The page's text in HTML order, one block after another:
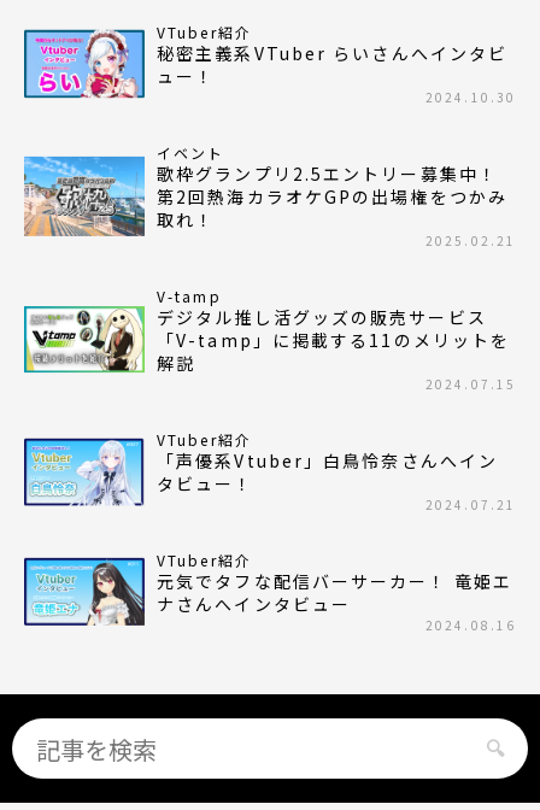
VTuber紹介
秘密主義系VTuber らいさんへインタビ
ュー！
2024.10.30
イベント
歌枠グランプリ2.5エントリー募集中！
第2回熱海カラオケGPの出場権をつかみ
取れ！
2025.02.21
V-tamp
デジタル推し活グッズの販売サービス
「V-tamp」に掲載する11のメリットを
解説
2024.07.15
VTuber紹介
「声優系Vtuber」白鳥怜奈さんへイン
タビュー！
2024.07.21
VTuber紹介
元気でタフな配信バーサーカー！ 竜姫エ
ナさんへインタビュー
2024.08.16